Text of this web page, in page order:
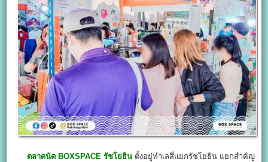
ตลาดนัด BOXSPACE รัชโยธิน ตั้งอยู่ทำเลสี่แยกรัชโยธิน แยกสำคัญ